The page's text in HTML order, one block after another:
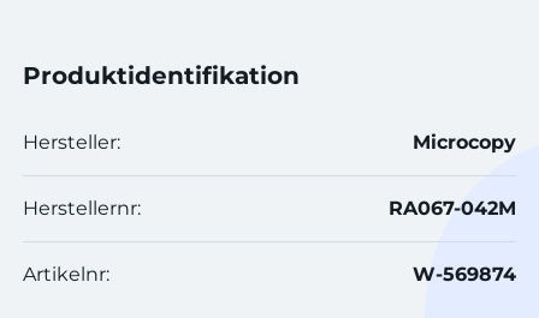
Produktidentifikation
Hersteller: Microcopy
Herstellernr: RA067-042M
Artikelnr: W-569874